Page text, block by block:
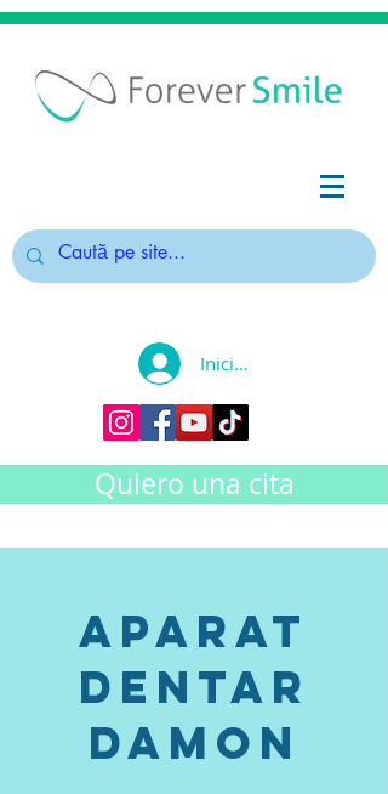
Iniciar sesión
Quiero una cita
Aparat
dentar
DAMON